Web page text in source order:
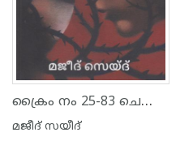
ക്രൈം നം 25-83 ചെമ്പിലമ്മിണി കൊലക്കേസ്സ്
മജീദ് സയീദ്